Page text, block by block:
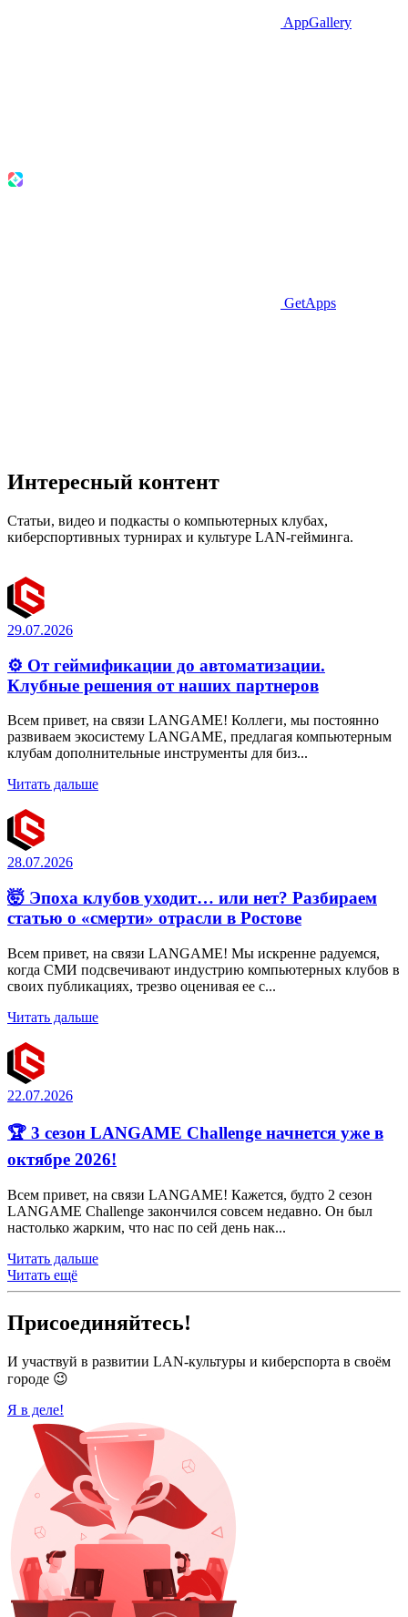
AppGallery
GetApps
Интересный контент
Статьи, видео и подкасты о компьютерных клубах,
киберспортивных турнирах и культуре LAN-гейминга.
29.07.2026
⚙️ От геймификации до автоматизации.
Клубные решения от наших партнеров
Всем привет, на связи LANGAME! Коллеги, мы постоянно
развиваем экосистему LANGAME, предлагая компьютерным
клубам дополнительные инструменты для биз...
Читать дальше
28.07.2026
🤯 Эпоха клубов уходит… или нет? Разбираем
статью о «смерти» отрасли в Ростове
Всем привет, на связи LANGAME! Мы искренне радуемся,
когда СМИ подсвечивают индустрию компьютерных клубов в
своих публикациях, трезво оценивая ее с...
Читать дальше
22.07.2026
🏆 3 сезон LANGAME Challenge начнется уже в
октябре 2026!
Всем привет, на связи LANGAME! Кажется, будто 2 сезон
LANGAME Challenge закончился совсем недавно. Он был
настолько жарким, что нас по сей день нак...
Читать дальше
Читать ещё
Присоединяйтесь!
И участвуй в развитии LAN-культуры и киберспорта в своём
городе 😉
Я в деле!